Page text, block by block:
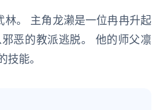
林。 主角龙濑是一位冉冉升起
恶的教派逃脱。 他的师父凛
能。